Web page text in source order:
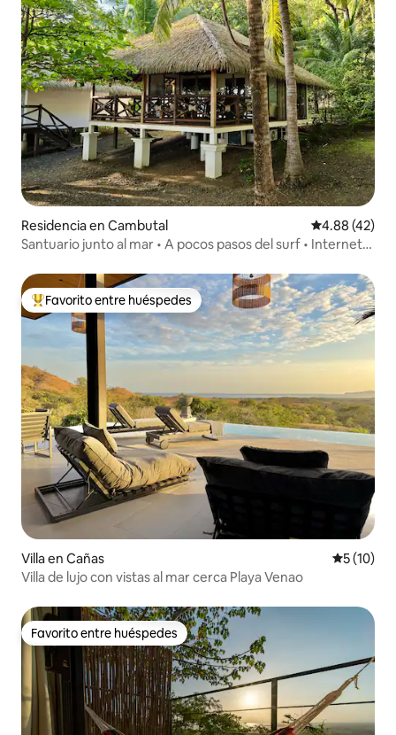
Residencia en Cambutal Calificación
4.88 (42)
Santuario junto al mar • A pocos pasos del surf • Internet
De los mejores en Favorito entre huéspedes
Favorito entre huéspedes
Villa en Cañas
5 (10)
Villa de lujo con vistas al mar cerca Playa Venao
Favorito entre huéspedes
Favorito entre huéspedes